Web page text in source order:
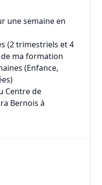
une semaine en
(2 trimestriels et 4
ma formation
(Enfance,
Centre de
Bernois à